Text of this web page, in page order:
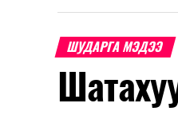
үед
Шатахууны
үүсвэрийг
түлш орж
үйлдвэр,
ШУДАРГА МЭДЭЭ